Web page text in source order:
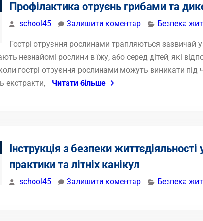
Профілактика отруєнь грибами та
school45 Залишити коментар Безпека
Гострі отруєння рослинами трапляються зазвичай у
незнайомі рослини в їжу, або серед дітей, які
гострі отруєння рослинами можуть виникати
екстракти,
Читати більше
Інструкція з безпеки життєдіяльності
практики та літніх канікул
school45 Залишити коментар Безпека